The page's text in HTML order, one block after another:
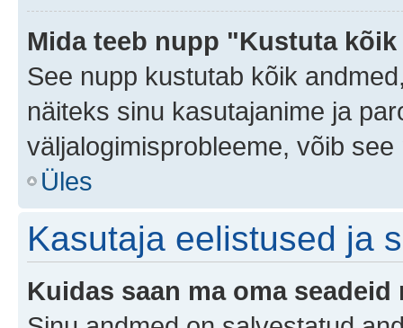
Mida teeb nupp "Kustuta
See nupp kustutab kõik
näiteks sinu kasutajanime ja
väljalogimisprobleeme, võib see
Üles
Kasutaja eelistused ja
Kuidas saan ma oma seadeid